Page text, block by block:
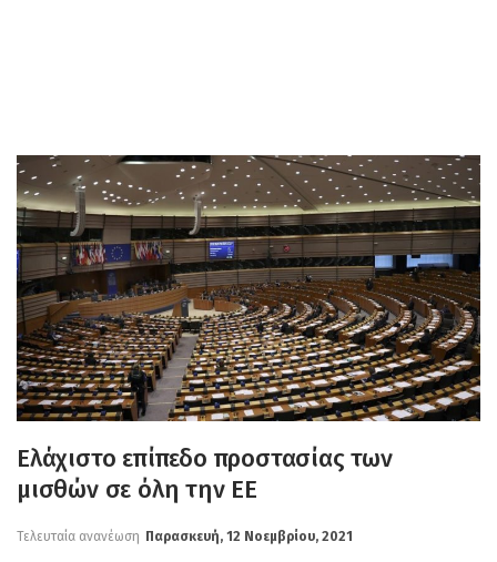
Ελάχιστο επίπεδο προστασίας των
μισθών σε όλη την ΕΕ
Τελευταία ανανέωση Παρασκευή, 12 Νοεμβρίου, 2021